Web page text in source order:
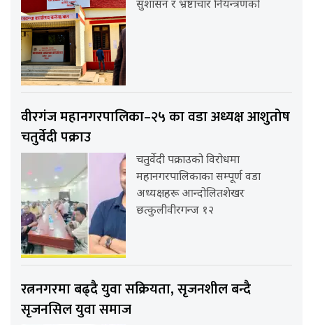
सुशासन र भ्रष्टाचार नियन्त्रणको
वीरगंज महानगरपालिका–२५ का वडा अध्यक्ष आशुतोष
चतुर्वेदी पक्राउ
चतुर्वेदी पक्राउको विरोधमा
महानगरपालिकाका सम्पूर्ण वडा
अध्यक्षहरू आन्दोलितशेखर
छत्कुलीवीरगन्ज १२
रत्ननगरमा बढ्दै युवा सक्रियता, सृजनशील बन्दै
सृजनसिल युवा समाज